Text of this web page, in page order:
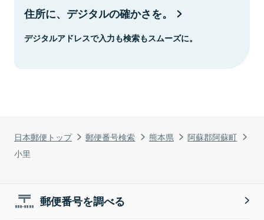
日本郵便トップ 郵便番号検索 熊本県
阿蘇郡阿蘇町
小里
住所に、デジタルの確かさを。
デジタルアドレスで入力も検索もスムーズに。
郵便番号を調べる